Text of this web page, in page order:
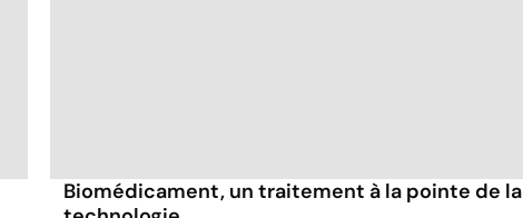
Biomédicament, un traitement à la pointe de la